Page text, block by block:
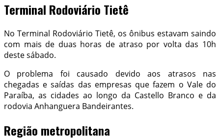
Terminal Rodoviário Tietê
No Terminal Rodoviário Tietê, os ônibus estavam saindo
com mais de duas horas de atraso por volta das 10h
deste sábado.
O problema foi causado devido aos atrasos nas
chegadas e saídas das empresas que fazem o Vale do
Paraíba, as cidades ao longo da Castello Branco e da
rodovia Anhanguera Bandeirantes.
Região metropolitana